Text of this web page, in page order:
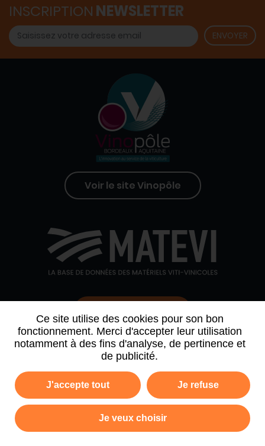
Ce site utilise des cookies pour son bon
fonctionnement. Merci d'accepter leur utilisation
notamment à des fins d'analyse, de pertinence et
de publicité.
J'accepte tout Je refuse
Je veux choisir
INSCRIPTION NEWSLETTER
Voir le site Vinopôle
QUI SOMMES-NOUS AGENDA
ARCHIVE NEWSLETTER
Politique de confidentialité
Mentions légales